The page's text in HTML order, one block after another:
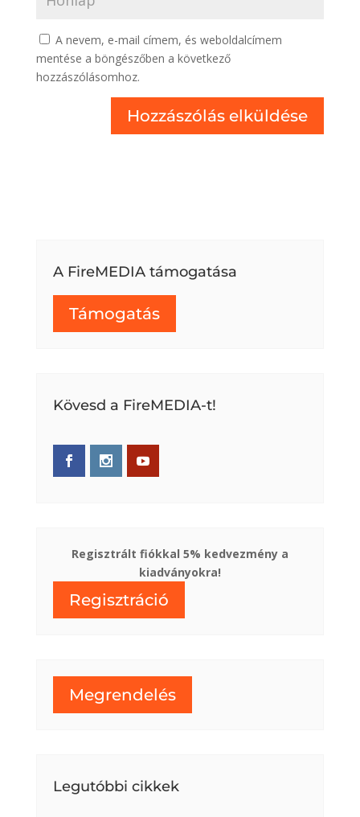
A nevem, e-mail címem, és weboldalcímem
mentése a böngészőben a következő
hozzászólásomhoz.
A FireMEDIA támogatása
Támogatás
Kövesd a FireMEDIA-t!
Regisztrált fiókkal 5% kedvezmény a
kiadványokra!
Regisztráció
Megrendelés
Legutóbbi cikkek